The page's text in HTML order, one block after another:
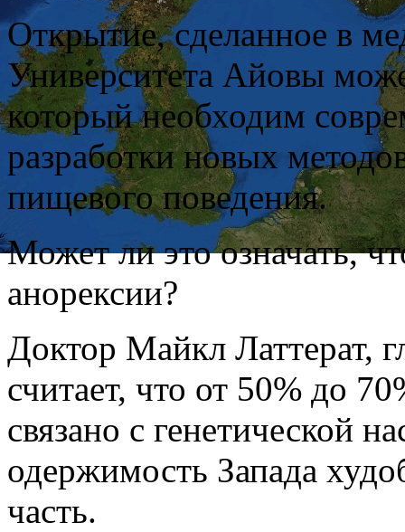
Открытие, сделанное в
Университета Айовы
который необходим
разработки новых
пищевого поведения.
Может ли это означать,
анорексии?
Доктор Майкл Латтерат,
считает, что от 50% до
связано с генетической
одержимость Запада
часть.